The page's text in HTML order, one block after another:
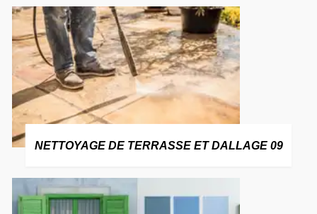
NETTOYAGE DE TERRASSE ET DALLAGE 09